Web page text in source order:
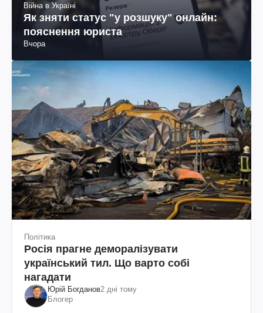
Війна в Україні
Як зняти статус "у розшуку" онлайн:
пояснення юриста
Вчора
Політика
Росія прагне деморалізувати
український тил. Що варто собі
нагадати
Юрій Богданов2 дні тому
Блогер